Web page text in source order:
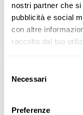
nostri partner che
pubblicità e social
con altre
raccolto dal tuo
delNecessari
Preferenze